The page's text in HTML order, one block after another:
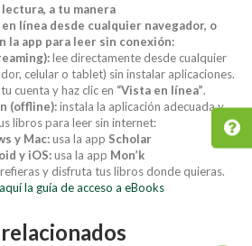
lectura, a tu manera
línea desde cualquier navegador, o
la app para leer sin conexión:
lee directamente desde cualquier
celular o tablet) sin instalar aplicaciones.
cuenta y haz clic en “Vista en línea”.
(offline):instala la aplicación adecuada y
libros para leer sin internet:
y Mac:usa la app Scholar
y iOS:usa la app Mon’k
y disfruta tus libros donde quieras.
la guía de acceso a eBooks